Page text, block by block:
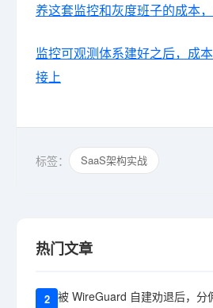
养这套监控和灰度班子的成本
监控可观测体系建好之后，成
接上
标签： SaaS架构实战
热门文章
2 被 WireGuard 自建劝退后，分